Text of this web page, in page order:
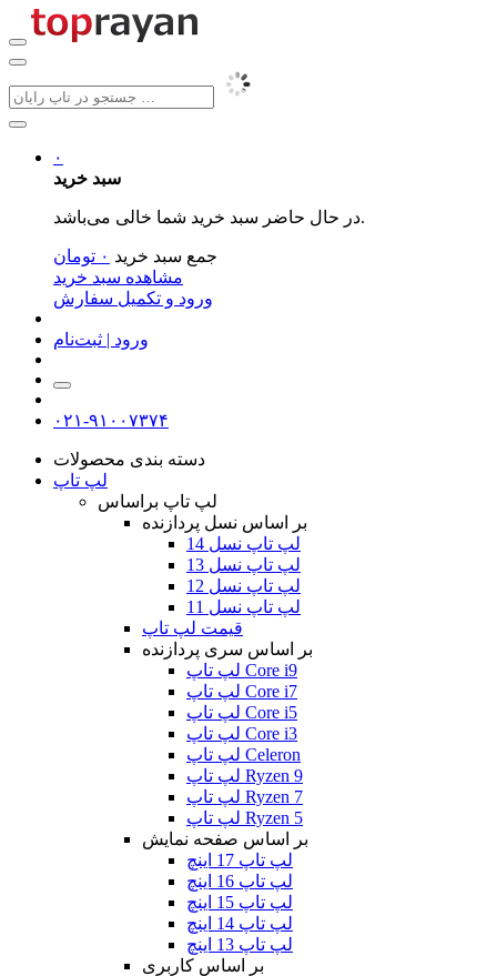
۰
سبد خرید
در حال حاضر سبد خرید شما خالی می‌باشد.
جمع سبد خرید ۰ تومان
مشاهده سبد خرید
ورود و تکمیل سفارش
ورود | ثبت‌نام
۰۲۱-۹۱۰۰۷۳۷۴
دسته بندی محصولات
لپ تاپ
لپ تاپ براساس
بر اساس نسل پردازنده
لپ تاپ نسل 14
لپ تاپ نسل 13
لپ تاپ نسل 12
لپ تاپ نسل 11
قیمت لپ تاپ
بر اساس سری پردازنده
لپ تاپ Core i9
لپ تاپ Core i7
لپ تاپ Core i5
لپ تاپ Core i3
لپ تاپ Celeron
لپ تاپ Ryzen 9
لپ تاپ Ryzen 7
لپ تاپ Ryzen 5
بر اساس صفحه نمایش
لپ تاپ 17 اینچ
لپ تاپ 16 اینچ
لپ تاپ 15 اینچ
لپ تاپ 14 اینچ
لپ تاپ 13 اینچ
بر اساس کاربری